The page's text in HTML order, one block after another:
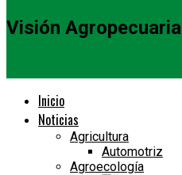
Visión Agropecuaria
Inicio
Noticias
Agricultura
Automotriz
Agroecología